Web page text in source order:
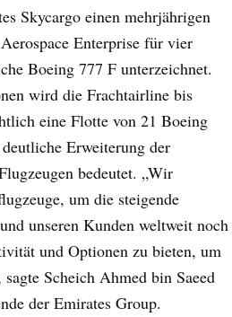
Skycargo einen mehrjährigen
Enterprise für vier
Boeing 777 F unterzeichnet.
wird die Frachtairline bis
eine Flotte von 21 Boeing
Erweiterung der
bedeutet. „Wir
um die steigende
unseren Kunden weltweit noch
und Optionen zu bieten, um
Scheich Ahmed bin Saeed
der Emirates Group.